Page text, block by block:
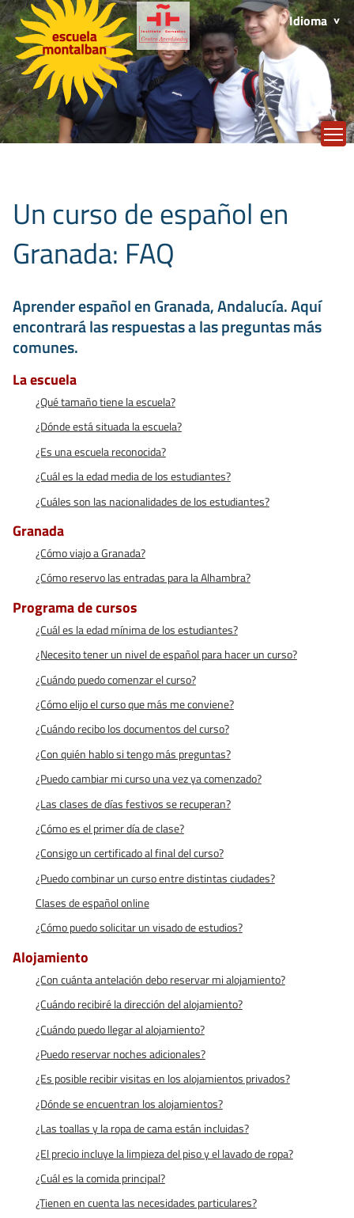
Idioma
Un curso de español en
Granada: FAQ
Aprender español en Granada, Andalucía. Aquí
encontrará las respuestas a las preguntas más
comunes.
La escuela
¿Qué tamaño tiene la escuela?
¿Dónde está situada la escuela?
¿Es una escuela reconocida?
¿Cuál es la edad media de los estudiantes?
¿Cuáles son las nacionalidades de los estudiantes?
Granada
¿Cómo viajo a Granada?
¿Cómo reservo las entradas para la Alhambra?
Programa de cursos
¿Cuál es la edad mínima de los estudiantes?
¿Necesito tener un nivel de español para hacer un curso?
¿Cuándo puedo comenzar el curso?
¿Cómo elijo el curso que más me conviene?
¿Cuándo recibo los documentos del curso?
¿Con quién hablo si tengo más preguntas?
¿Puedo cambiar mi curso una vez ya comenzado?
¿Las clases de días festivos se recuperan?
¿Cómo es el primer día de clase?
¿Consigo un certificado al final del curso?
¿Puedo combinar un curso entre distintas ciudades?
Clases de español online
¿Cómo puedo solicitar un visado de estudios?
Alojamiento
¿Con cuánta antelación debo reservar mi alojamiento?
¿Cuándo recibiré la dirección del alojamiento?
¿Cuándo puedo llegar al alojamiento?
¿Puedo reservar noches adicionales?
¿Es posible recibir visitas en los alojamientos privados?
¿Dónde se encuentran los alojamientos?
¿Las toallas y la ropa de cama están incluidas?
¿El precio incluye la limpieza del piso y el lavado de ropa?
¿Cuál es la comida principal?
¿Tienen en cuenta las necesidades particulares?